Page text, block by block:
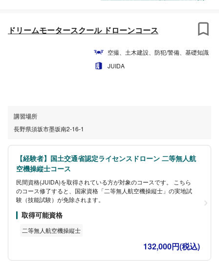
ドリームモータースクール ドローンコース
空撮、土木建設、防犯/警備、基礎知識
JUIDA
講習場所
長野県須坂市墨坂南2-16-1
【経験者】国土交通省認定ライセンスドローン 二等無人航
空機操縦士コース
民間資格(JUIDA)を取得されている方が対象のコースです。 こちら
のコース修了すると、国家資格「二等無人航空機操縦士」の実地試
験（技能試験）が免除されます。
取得可能資格
二等無人航空機操縦士
132,000円(税込)